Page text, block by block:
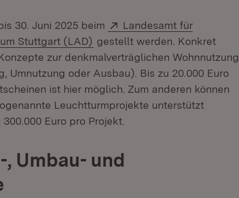
30. Juni 2025 beim Extern:
Landesamt für
Stuttgart (LAD) (Öffnet in neuem Fenster)
gestellt werden. Konkret
zur denkmalverträglichen Wohnnutzung
Umnutzung oder Ausbau). Bis zu 20.000 Euro
ist hier möglich. Zum anderen können
Leuchtturmprojekte unterstützt
Euro pro Projekt.
Umbau- und